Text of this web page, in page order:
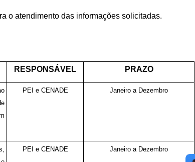
o atendimento das informações solicitadas.
RESPONSÁVEL PRAZO
PEI e CENADE Janeiro a Dezembro
PEI e CENADE Janeiro a Dezembro